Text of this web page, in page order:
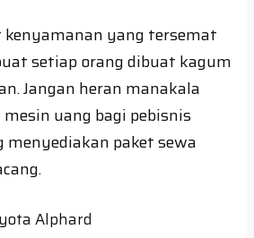
yang tersemat
setiap orang dibuat kagum
Jangan heran manakala
uang bagi pebisnis
paket sewa
Alphard